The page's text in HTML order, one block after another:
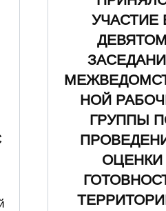
УЧАСТИЕ
ДЕВЯТОМ
НОЙ
ГРУППЫ
ОЦЕНКИ